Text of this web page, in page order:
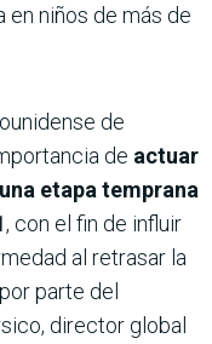
en niños de más de
de
de actuar
etapa temprana
, con el fin de influir
al retrasar la
parte del
director global